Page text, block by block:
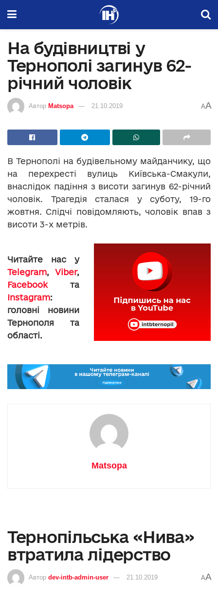
На будівництві у
Тернополі загинув 62-
річний чоловік
Автор Matsopa 21.10.2019 AA
В Тернополі на будівельному майданчику, що
на перехресті вулиць Київська-Смакули,
внаслідок падіння з висоти загинув 62-річний
чоловік. Трагедія сталася у суботу, 19-го
жовтня. Слідчі повідомляють, чоловік впав з
висоти 3-х метрів.
Читайте нас у
Telegram, Viber,
Facebookта
Instagram:
головні новини
Тернополя та
області.
Matsopa
Тернопільська «Нива»
втратила лідерство
Автор dev-intb-admin-user 21.10.2019 AA